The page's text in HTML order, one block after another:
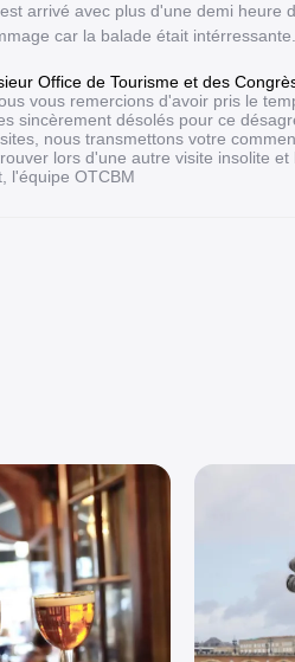
arrivé avec plus d'une demi heure
car la balade était intérressante.
Office de Tourisme et des
vous remercions d'avoir pris le
sincèrement désolés pour ce
nous transmettons votre
lors d'une autre visite insolite
l'équipe OTCBM